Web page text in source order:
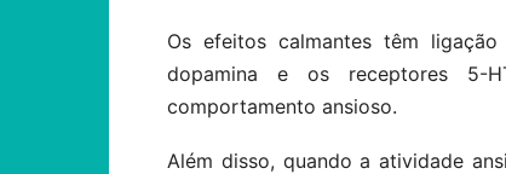
Os efeitos calmantes têm
dopamina e os receptores 5-
comportamento ansioso.
Além disso, quando a atividade